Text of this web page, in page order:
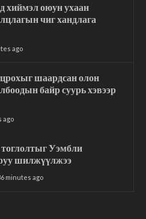
хиймэл оюун ухаан
чиг хандлага
ago
шаардсан олон
байр суурь хэвээр
ago
Уэмбли
шилжүүлжээ
minutes ago